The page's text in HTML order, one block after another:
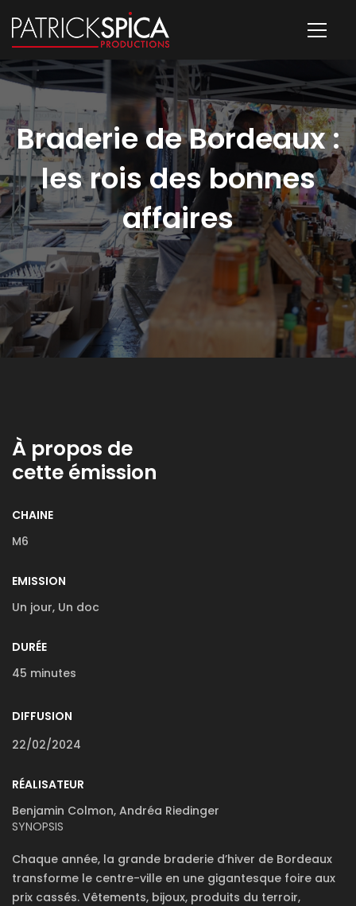
Braderie de Bordeaux :
les rois des bonnes
affaires
À propos de
cette émission
CHAINE
M6
EMISSION
Un jour, Un doc
DURÉE
45 minutes
DIFFUSION
22/02/2024
RÉALISATEUR
Benjamin Colmon, Andréa Riedinger
SYNOPSIS
Chaque année, la grande braderie d’hiver de Bordeaux
transforme le centre-ville en une gigantesque foire aux
prix cassés. Vêtements, bijoux, produits du terroir,